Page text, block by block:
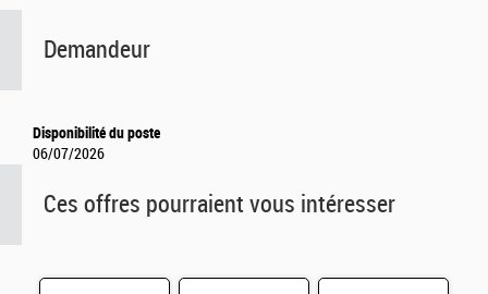
Demandeur
Disponibilité du poste
06/07/2026
Ces offres pourraient vous intéresser